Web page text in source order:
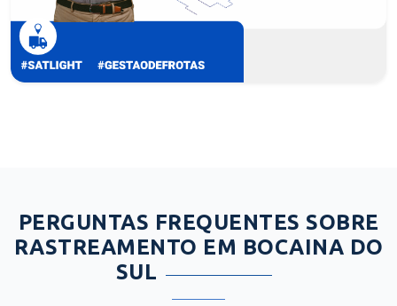
PERGUNTAS FREQUENTES SOBRE
RASTREAMENTO EM BOCAINA DO
SUL